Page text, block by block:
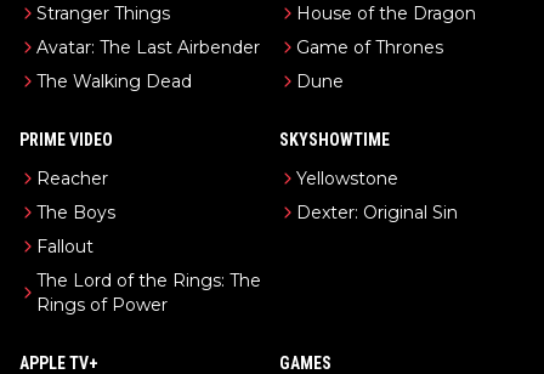
Stranger Things
Avatar: The Last Airbender
The Walking Dead
House of the Dragon
Game of Thrones
Dune
PRIME VIDEO
Reacher
The Boys
Fallout
The Lord of the Rings: The
Rings of Power
SKYSHOWTIME
Yellowstone
Dexter: Original Sin
APPLE TV+ GAMES